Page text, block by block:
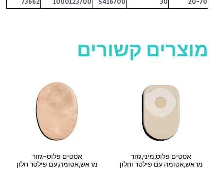
מוצרים קשורים
אסטים פלוס,מיני,גזור
מראש,אטומה עם פילטר וחלון
אסטים פלוס-גזור
מראש,אטומה,עם פילטר חלון